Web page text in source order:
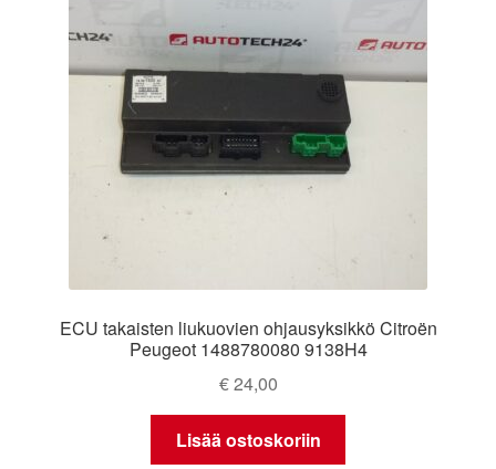
ECU takaisten liukuovien ohjausyksikkö Citroën
Peugeot 1488780080 9138H4
€24,00
Lisää ostoskoriin